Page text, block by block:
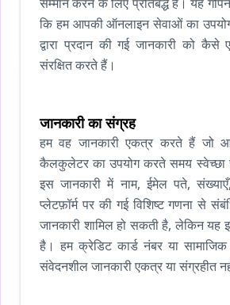
कि हम आपकी ऑनलाइन सेवाओं का
द्वारा प्रदान की गई जानकारी को
संरक्षित करते हैं।
जानकारी का संग्रह
हम वह जानकारी एकत्र करते हैं जो
कैलकुलेटर का उपयोग करते समय स्वेच्छा
इस जानकारी में नाम, ईमेल पते, संख्याएँ,
प्लेटफ़ॉर्म पर की गई विशिष्ट गणना से
जानकारी शामिल हो सकती है, लेकिन यह
है। हम क्रेडिट कार्ड नंबर या
संवेदनशील जानकारी एकत्र या संग्रहीत